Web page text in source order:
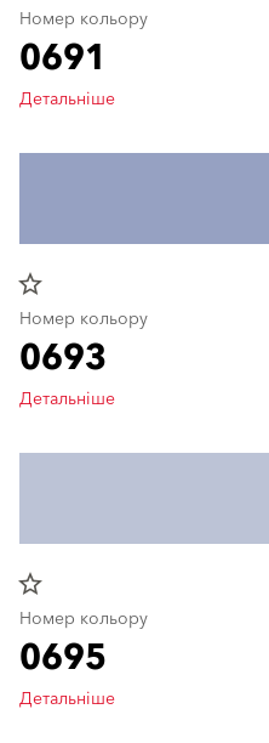
Номер кольору
0691
Детальніше
star_border
Номер кольору
0693
Детальніше
star_border
Номер кольору
0695
Детальніше